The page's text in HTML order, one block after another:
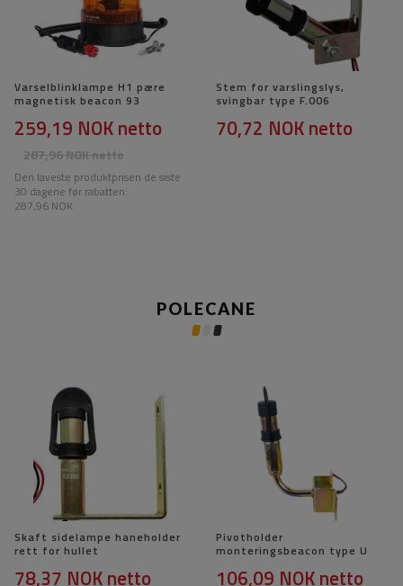
Varselblinklampe H1 pære
magnetisk beacon 93
287,96 NOKnetto
259,19 NOKnetto
Den laveste produktprisen de siste
30 dagene før rabatten:
287,96 NOK
Stem for varslingslys,
svingbar type F.006
70,72 NOKnetto
POLECANE
Skaft sidelampe haneholder
rett for hullet
78,37 NOKnetto
Pivotholder
monteringsbeacon type U
106,09 NOKnetto